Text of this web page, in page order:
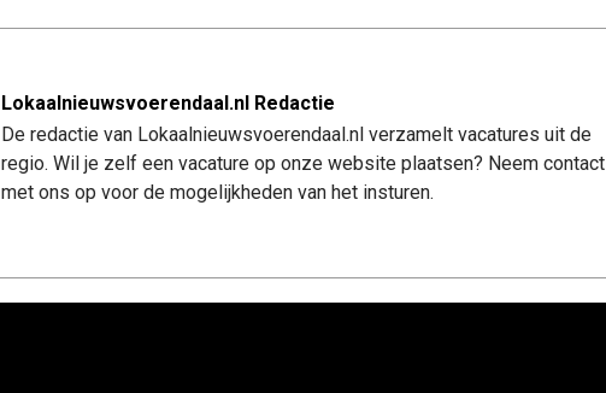
Lokaalnieuwsvoerendaal.nl Redactie
De redactie van Lokaalnieuwsvoerendaal.nl verzamelt vacatures uit de
regio. Wil je zelf een vacature op onze website plaatsen? Neem contact
met ons op voor de mogelijkheden van het insturen.